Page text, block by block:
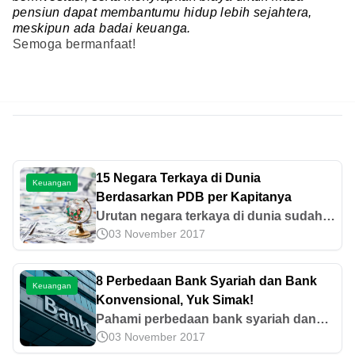
pensiun dapat membantumu hidup lebih sejahtera,
meskipun ada badai keuanga.
Semoga bermanfaat!
Keuangan
15 Negara Terkaya di Dunia
Berdasarkan PDB per Kapitanya
Urutan negara terkaya di dunia sudah
diperbarui di tahun 2024 ini. Manakah
negara dengan PDB tertinggi? Yuk, cari
tahu selengkapnya di artikel ini!
03 November 2017
Keuangan
8 Perbedaan Bank Syariah dan Bank
Konvensional, Yuk Simak!
Pahami perbedaan bank syariah dan
bank konvensional dari prinsip, sistem,
03 November 2017